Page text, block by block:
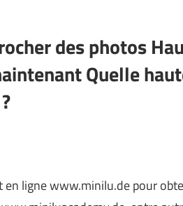
des photos
Quelle
ligne www.minilu.de pour